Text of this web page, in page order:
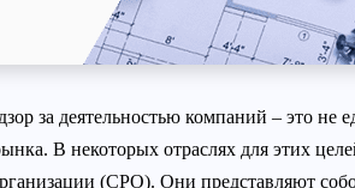
за деятельностью компаний – это не
В некоторых отраслях для этих
(СРО). Они представляют